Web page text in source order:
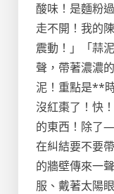
酸味！是麵粉
走不開！我的
震動！」「蒜
聲，帶著濃濃
泥！重點是**
沒紅棗了！快
的東西！除了
在糾結要不要
的牆壁傳來一
服、戴著太陽